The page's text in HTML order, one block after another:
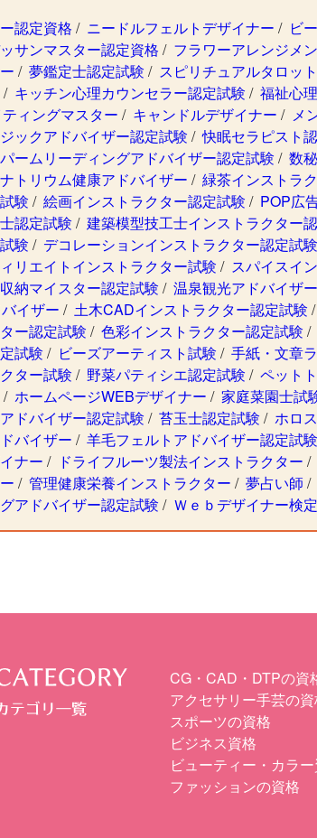
認定資格 / ニードルフェルトデザイナー / ビ
サンマスター認定資格 / フラワーアレンジメ
/ 夢鑑定士認定試験 / スピリチュアルタロッ
/ キッチン心理カウンセラー認定試験 / 福祉心
ィングマスター / キャンドルデザイナー / メ
ックアドバイザー認定試験 /快眠セラピスト
パームリーディングアドバイザー認定試験 / 数
トリウム健康アドバイザー / 緑茶インストラ
験 / 絵画インストラクター認定試験 / POP広
認定試験 / 建築模型技工士インストラクター
験 / デコレーションインストラクター認定試験
リエイトインストラクター試験 / スパイスイ
収納マイスター認定試験 / 温泉観光アドバイザ
イザー / 土木CADインストラクター認定試験 /
ー認定試験 / 色彩インストラクター認定試験 /
試験 / ビーズアーティスト試験 / 手紙・文章
ター試験 / 野菜パティシエ認定試験 / ペット
/ ホームページWEBデザイナー / 家庭菜園士試
ドバイザー認定試験 / 苔玉士認定試験 / ホロ
バイザー / 羊毛フェルトアドバイザー認定試験
ナー / ドライフルーツ製法インストラクター /
/ 管理健康栄養インストラクター / 夢占い師 /
アドバイザー認定試験 / Ｗｅｂデザイナー検定
CG・CAD・DTPの資
アクセサリー手芸の
スポーツの資格
ビジネス資格
ビューティー・カラ
ファッションの資格